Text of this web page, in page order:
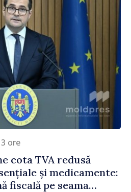
ore
cota TVA redusă
și medicamente:
fiscală pe seama